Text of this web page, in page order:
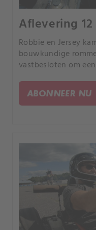
Aflevering
Robbie en Jersey
bouwkundige
vastbesloten om
ABONNEER NU